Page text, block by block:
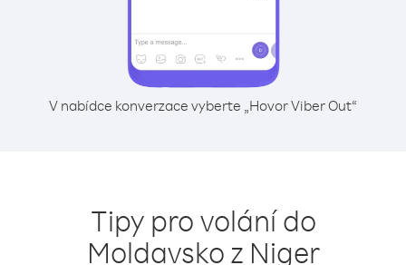
V nabídce konverzace vyberte „Hovor Viber Out“
Tipy pro volání do
Moldavsko z Niger